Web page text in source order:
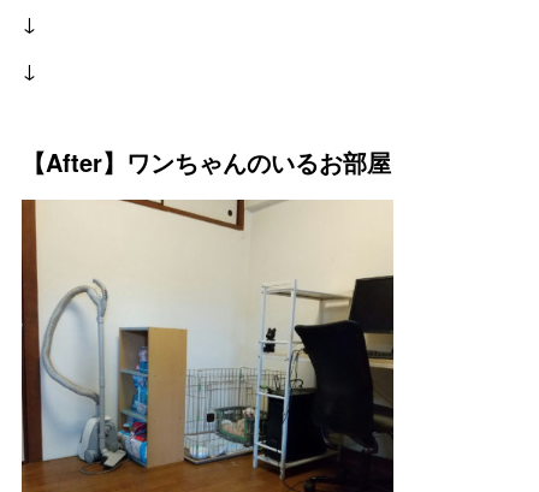
↓
↓
【After】ワンちゃんのいるお部屋